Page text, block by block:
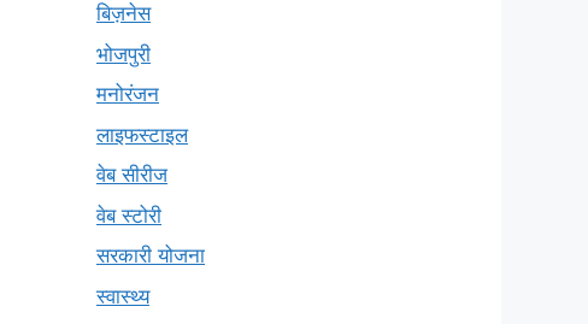
बिज़नेस
भोजपुरी
मनोरंजन
लाइफस्टाइल
वेब सीरीज
वेब स्टोरी
सरकारी योजना
स्वास्थ्य